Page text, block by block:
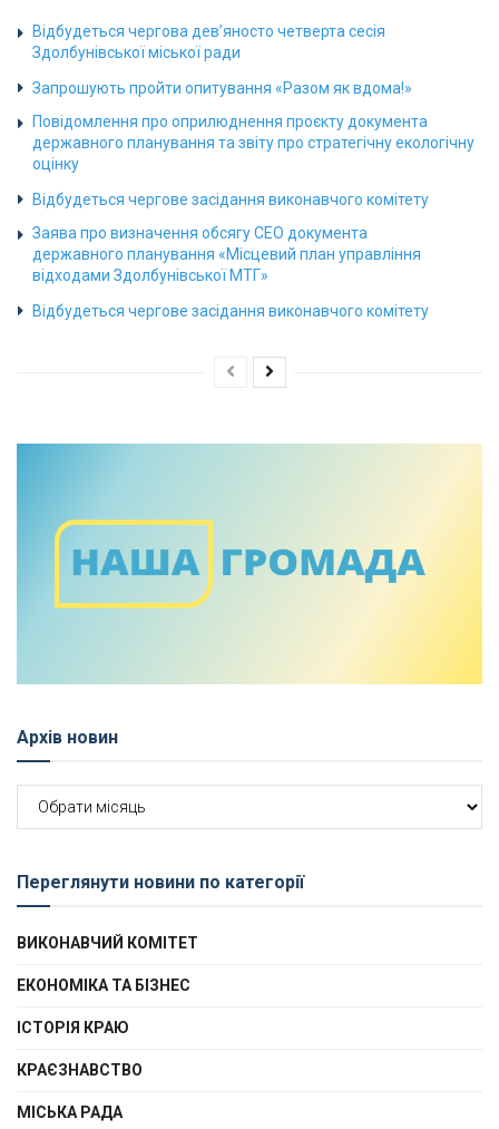
Відбудеться чергова дев’яносто четверта сесія
Здолбунівської міської ради
Запрошують пройти опитування «Разом як вдома!»
Повідомлення про оприлюднення проєкту документа
державного планування та звіту про стратегічну екологічну
оцінку
Відбудеться чергове засідання виконавчого комітету
Заява про визначення обсягу СЕО документа
державного планування «Місцевий план управління
відходами Здолбунівської МТГ»
Відбудеться чергове засідання виконавчого комітету
Архів новин
новин
Переглянути новини по категорії
ВИКОНАВЧИЙ КОМІТЕТ
ЕКОНОМІКА ТА БІЗНЕС
ІСТОРІЯ КРАЮ
КРАЄЗНАВСТВО
МІСЬКА РАДА